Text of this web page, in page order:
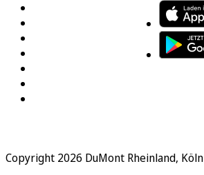
Copyright 2026 DuMont Rheinland, Köln